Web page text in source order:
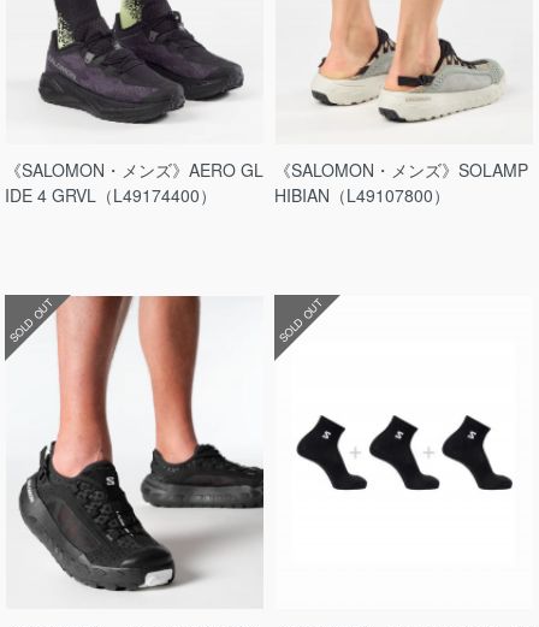
《SALOMON・メンズ》AERO GL
IDE 4 GRVL（L49174400）
《SALOMON・メンズ》SOLAMP
HIBIAN（L49107800）
SOLD OUT SOLD OUT